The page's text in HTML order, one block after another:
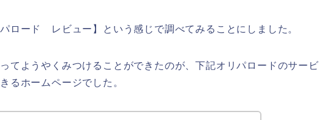
ロード レビュー】という感じで調べてみることにしました。
てようやくみつけることができたのが、下記オリパロードのサービ
るホームページでした。